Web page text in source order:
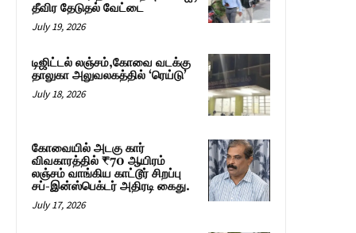
தீவிர தேடுதல் வேட்டை
July 19, 2026
டிஜிட்டல் லஞ்சம்,கோவை வடக்கு
தாலுகா அலுவலகத்தில் ‘ரெய்டு’
July 18, 2026
கோவையில் அடகு கார்
விவகாரத்தில் ₹70 ஆயிரம்
லஞ்சம் வாங்கிய காட்டூர் சிறப்பு
சப்-இன்ஸ்பெக்டர் அதிரடி கைது.
July 17, 2026